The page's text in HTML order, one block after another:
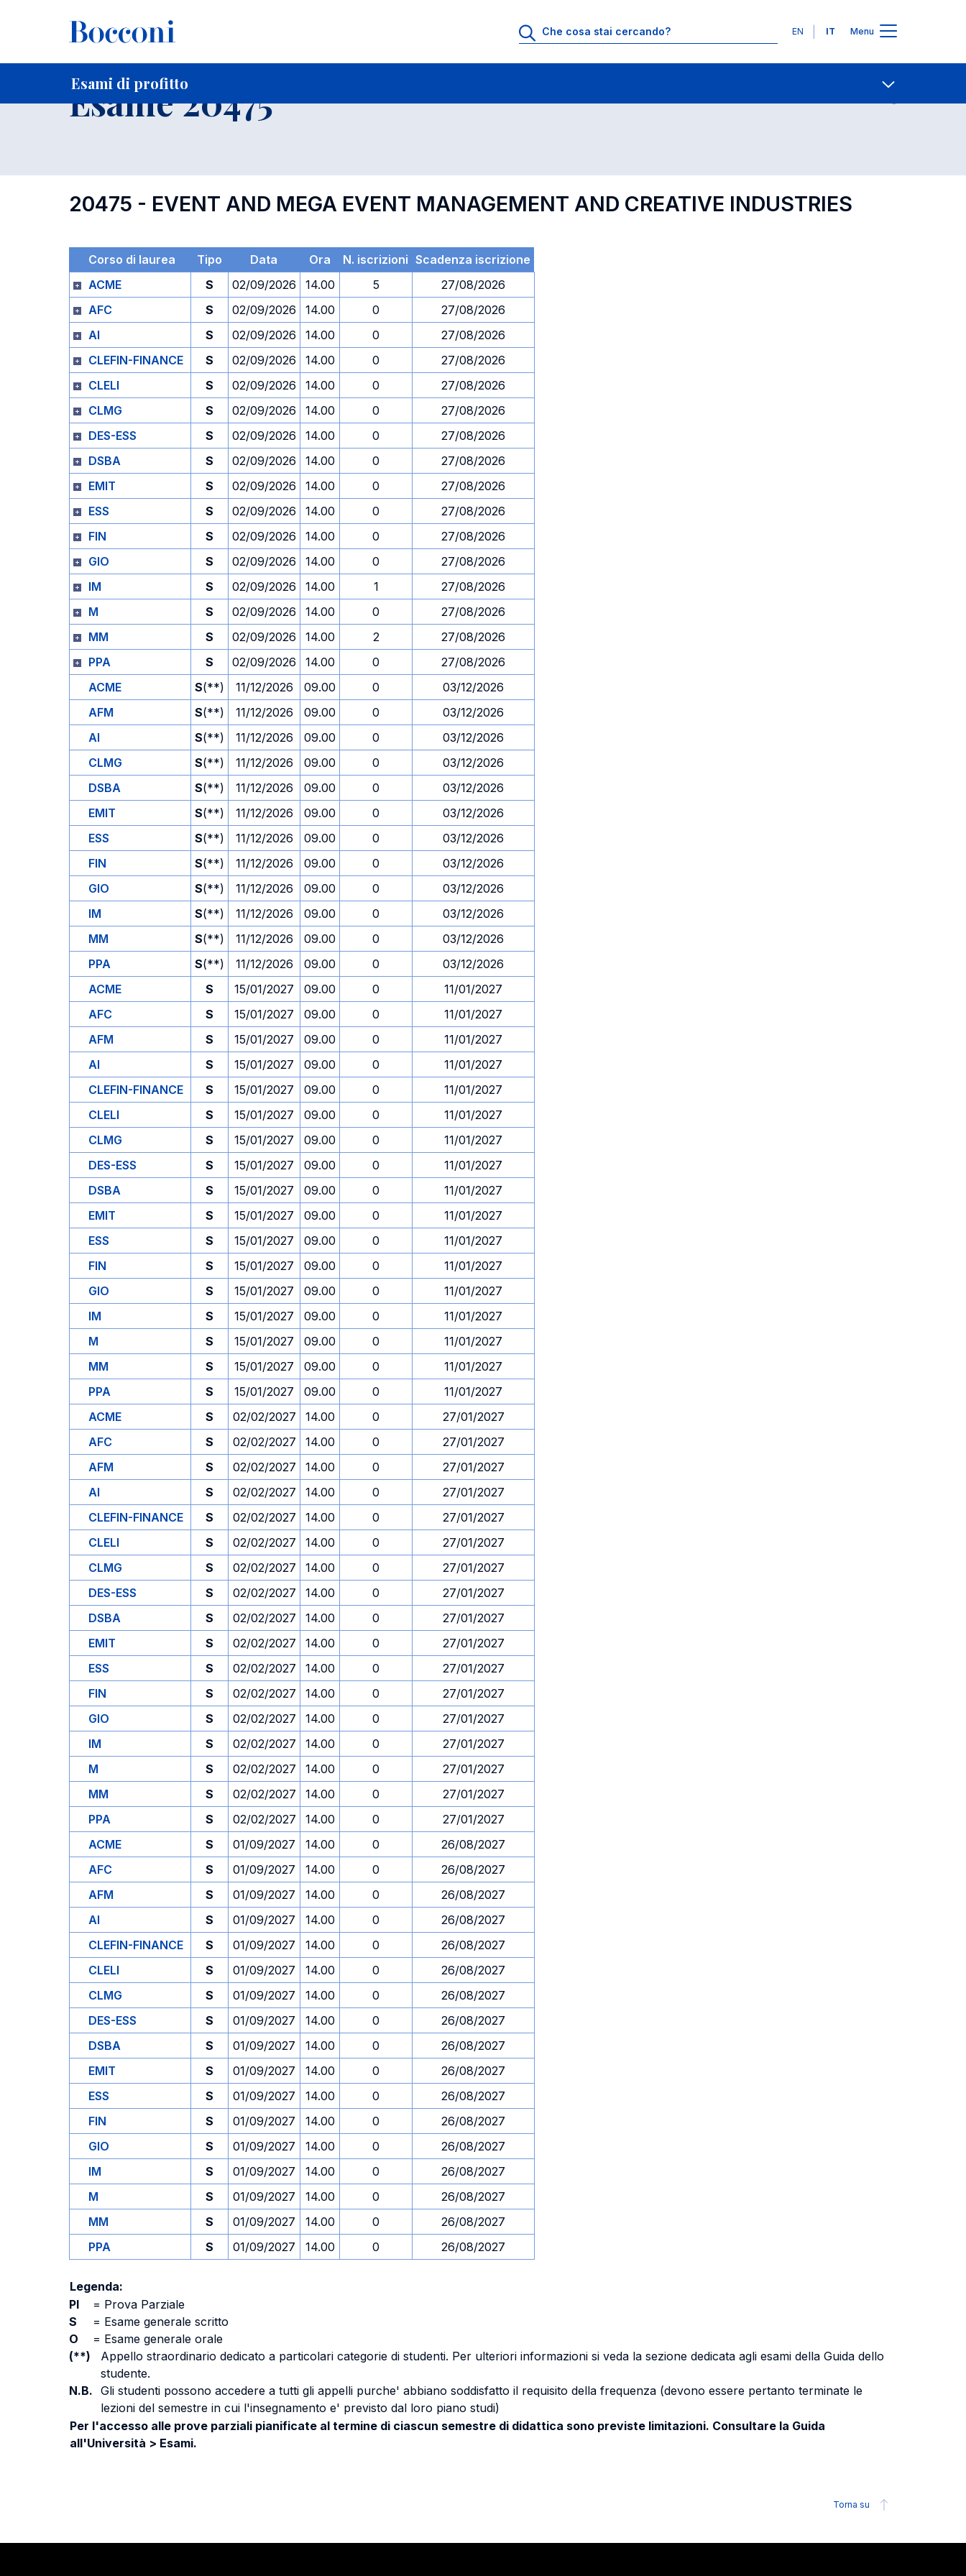
Lingue
EN IT Menu
Esami di profitto
Home Per studenti iscritti Contatti
Esame 20475
20475 - EVENT AND MEGA EVENT MANAGEMENT AND CREATIVE INDUSTRIES
Corso di laurea Tipo Data Ora N. iscrizioni Scadenza iscrizione
ACME
S 02/09/2026 14.00 5
27/08/2026
AFC
S 02/09/2026 14.00 0
27/08/2026
AI
S 02/09/2026 14.00 0
27/08/2026
CLEFIN-FINANCE
S 02/09/2026 14.00 0
27/08/2026
CLELI
S 02/09/2026 14.00 0
27/08/2026
CLMG
S 02/09/2026 14.00 0
27/08/2026
DES-ESS
S 02/09/2026 14.00 0
27/08/2026
DSBA
S 02/09/2026 14.00 0
27/08/2026
EMIT
S 02/09/2026 14.00 0
27/08/2026
ESS
S 02/09/2026 14.00 0
27/08/2026
FIN
S 02/09/2026 14.00 0
27/08/2026
GIO
S 02/09/2026 14.00 0
27/08/2026
IM
S 02/09/2026 14.00 1
27/08/2026
M
S 02/09/2026 14.00 0
27/08/2026
MM
S 02/09/2026 14.00 2
27/08/2026
PPA
S 02/09/2026 14.00 0
27/08/2026
ACME
S(**) 11/12/2026 09.00 0
03/12/2026
AFM
S(**) 11/12/2026 09.00 0
03/12/2026
AI
S(**) 11/12/2026 09.00 0
03/12/2026
CLMG
S(**) 11/12/2026 09.00 0
03/12/2026
DSBA
S(**) 11/12/2026 09.00 0
03/12/2026
EMIT
S(**) 11/12/2026 09.00 0
03/12/2026
ESS
S(**) 11/12/2026 09.00 0
03/12/2026
FIN
S(**) 11/12/2026 09.00 0
03/12/2026
GIO
S(**) 11/12/2026 09.00 0
03/12/2026
IM
S(**) 11/12/2026 09.00 0
03/12/2026
MM
S(**) 11/12/2026 09.00 0
03/12/2026
PPA
S(**) 11/12/2026 09.00 0
03/12/2026
ACME
S 15/01/2027 09.00 0
11/01/2027
AFC
S 15/01/2027 09.00 0
11/01/2027
AFM
S 15/01/2027 09.00 0
11/01/2027
AI
S 15/01/2027 09.00 0
11/01/2027
CLEFIN-FINANCE
S 15/01/2027 09.00 0
11/01/2027
CLELI
S 15/01/2027 09.00 0
11/01/2027
CLMG
S 15/01/2027 09.00 0
11/01/2027
DES-ESS
S 15/01/2027 09.00 0
11/01/2027
DSBA
S 15/01/2027 09.00 0
11/01/2027
EMIT
S 15/01/2027 09.00 0
11/01/2027
ESS
S 15/01/2027 09.00 0
11/01/2027
FIN
S 15/01/2027 09.00 0
11/01/2027
GIO
S 15/01/2027 09.00 0
11/01/2027
IM
S 15/01/2027 09.00 0
11/01/2027
M
S 15/01/2027 09.00 0
11/01/2027
MM
S 15/01/2027 09.00 0
11/01/2027
PPA
S 15/01/2027 09.00 0
11/01/2027
ACME
S 02/02/2027 14.00 0
27/01/2027
AFC
S 02/02/2027 14.00 0
27/01/2027
AFM
S 02/02/2027 14.00 0
27/01/2027
AI
S 02/02/2027 14.00 0
27/01/2027
CLEFIN-FINANCE
S 02/02/2027 14.00 0
27/01/2027
CLELI
S 02/02/2027 14.00 0
27/01/2027
CLMG
S 02/02/2027 14.00 0
27/01/2027
DES-ESS
S 02/02/2027 14.00 0
27/01/2027
DSBA
S 02/02/2027 14.00 0
27/01/2027
EMIT
S 02/02/2027 14.00 0
27/01/2027
ESS
S 02/02/2027 14.00 0
27/01/2027
FIN
S 02/02/2027 14.00 0
27/01/2027
GIO
S 02/02/2027 14.00 0
27/01/2027
IM
S 02/02/2027 14.00 0
27/01/2027
M
S 02/02/2027 14.00 0
27/01/2027
MM
S 02/02/2027 14.00 0
27/01/2027
PPA
S 02/02/2027 14.00 0
27/01/2027
ACME
S 01/09/2027 14.00 0
26/08/2027
AFC
S 01/09/2027 14.00 0
26/08/2027
AFM
S 01/09/2027 14.00 0
26/08/2027
AI
S 01/09/2027 14.00 0
26/08/2027
CLEFIN-FINANCE
S 01/09/2027 14.00 0
26/08/2027
CLELI
S 01/09/2027 14.00 0
26/08/2027
CLMG
S 01/09/2027 14.00 0
26/08/2027
DES-ESS
S 01/09/2027 14.00 0
26/08/2027
DSBA
S 01/09/2027 14.00 0
26/08/2027
EMIT
S 01/09/2027 14.00 0
26/08/2027
ESS
S 01/09/2027 14.00 0
26/08/2027
FIN
S 01/09/2027 14.00 0
26/08/2027
GIO
S 01/09/2027 14.00 0
26/08/2027
IM
S 01/09/2027 14.00 0
26/08/2027
M
S 01/09/2027 14.00 0
26/08/2027
MM
S 01/09/2027 14.00 0
26/08/2027
PPA
S 01/09/2027 14.00 0 26/08/2027
Legenda:
PI
= Prova Parziale
S
= Esame generale scritto
O
= Esame generale orale
(**)
Appello straordinario dedicato a particolari categorie di studenti. Per ulteriori informazioni si veda la sezione dedicata agli esami della Guida dello
studente.
N.B. Gli studenti possono accedere a tutti gli appelli purche' abbiano soddisfatto il requisito della frequenza (devono essere pertanto terminate le
lezioni del semestre in cui l'insegnamento e' previsto dal loro piano studi)
Per l'accesso alle prove parziali pianificate al termine di ciascun semestre di didattica sono previste limitazioni. Consultare la Guida
all'Università > Esami.
Torna su